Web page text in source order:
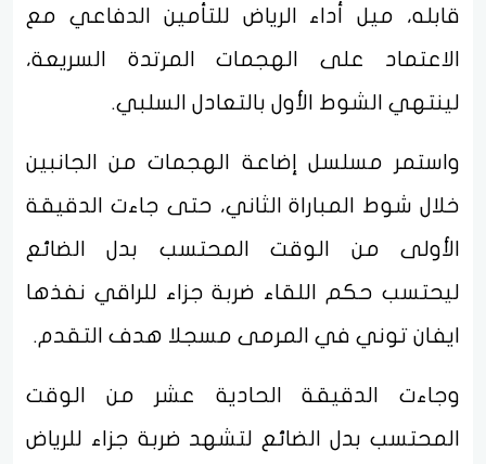
قابله، ميل أداء الرياض للتأمين الدفاعي مع
الاعتماد على الهجمات المرتدة السريعة،
لينتهي الشوط الأول بالتعادل السلبي.
واستمر مسلسل إضاعة الهجمات من الجانبين
خلال شوط المباراة الثاني، حتى جاءت الدقيقة
الأولى من الوقت المحتسب بدل الضائع
ليحتسب حكم اللقاء ضربة جزاء للراقي نفذها
ايفان توني في المرمى مسجلا هدف التقدم.
وجاءت الدقيقة الحادية عشر من الوقت
المحتسب بدل الضائع لتشهد ضربة جزاء للرياض